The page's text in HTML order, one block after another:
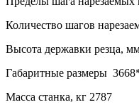
Количество шагов
Высота державки резца,
Габаритные размеры
Масса станка, кг 2787